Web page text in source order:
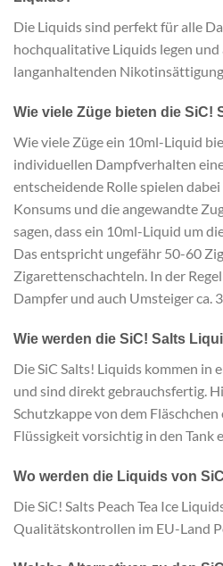
Die Liquids sind perfekt für alle
hochqualitative Liquids legen und
langanhaltenden
Wie viele Züge bieten die SiC!
Wie viele Züge ein 10ml-Liquid
individuellen Dampfverhalten
entscheidende Rolle spielen
Konsums und die angewandte
sagen, dass ein 10ml-Liquid um
Das entspricht ungefähr 50-60
Zigarettenschachteln. In der
Dampfer und auch Umsteiger ca.
Wie werden die SiC! Salts
Die SiC Salts! Liquids kommen in
und sind direkt gebrauchsfertig.
Schutzkappe von dem
Flüssigkeit vorsichtig in den Tank
Wo werden die Liquids von
Die SiC! Salts Peach Tea Ice
Qualitätskontrollen im EU-Land